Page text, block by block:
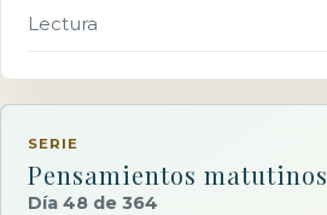
Lectura
SERIE
Pensamientos matutinos
Día 48 de 364